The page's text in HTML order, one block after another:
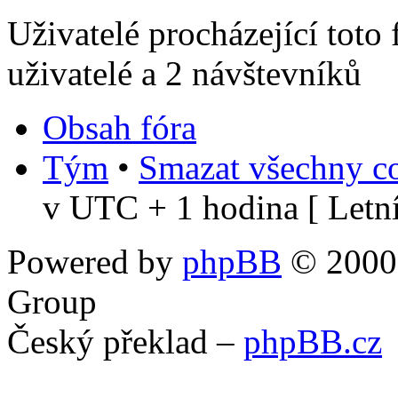
Uživatelé procházející
uživatelé a 2 návštevníků
Obsah fóra
Tým • Smazat všechny
v UTC + 1 hodina [
Powered by phpBB ©
Group
Český překlad – phpBB.cz